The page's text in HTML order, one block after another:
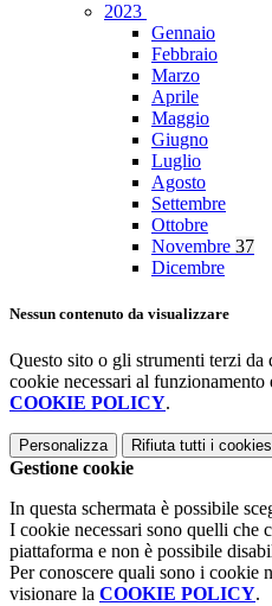
2023
Gennaio
Febbraio
Marzo
Aprile
Maggio
Giugno
Luglio
Agosto
Settembre
Ottobre
Novembre 37
Dicembre
Nessun contenuto da visualizzare
Questo sito o gli strumenti terzi
cookie necessari al
COOKIE POLICY.
Personalizza Rifiuta tutti i cookies
Gestione cookie
In questa schermata è possibile
I cookie necessari sono quelli che
piattaforma e non è possibile
Per conoscere quali sono i cookie
visionare la COOKIE POLICY.